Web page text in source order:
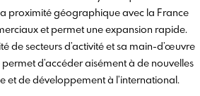
proximité géographique avec la France
et permet une expansion rapide.
de secteurs d’activité et sa main-d’œuvre
d’accéder aisément à de nouvelles
et de développement à l’international.